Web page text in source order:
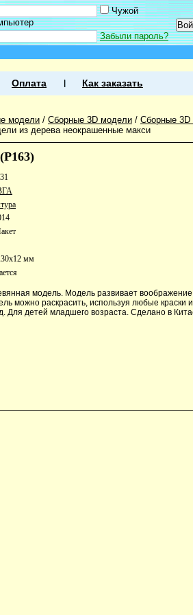
Чужой
Забыли пароль?
Оплата Как заказать
модели / Сборные 3D модели / Сборные 3D
из дерева неокрашенные макси
мм
модель. Модель развивает
можно раскрасить, используя любые краски
Для детей младшего возраста. Сделано в